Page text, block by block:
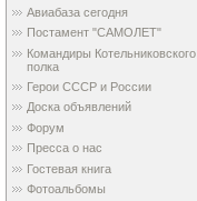
Авиабаза сегодня
Постамент "САМОЛЕТ"
Командиры Котельниковского
полка
Герои СССР и России
Доска объявлений
Форум
Пресса о нас
Гостевая книга
Фотоальбомы